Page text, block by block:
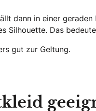
dann in einer geraden
Silhouette. Das
gut zur Geltung.